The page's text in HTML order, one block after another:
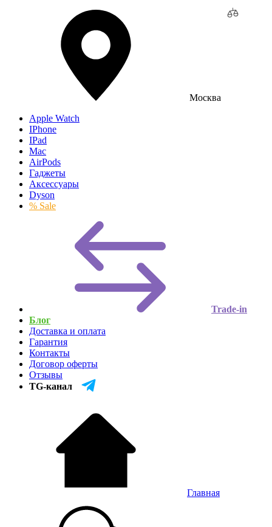
Москва
Apple Watch
IPhone
IPad
Mac
AirPods
Гаджеты
Аксессуары
Dyson
% Sale
Trade-in
Блог
Доставка и оплата
Гарантия
Контакты
Договор оферты
Отзывы
TG-канал
Главная